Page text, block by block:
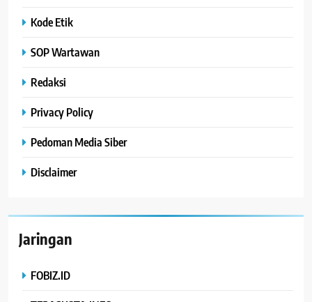
Kode Etik
SOP Wartawan
Redaksi
Privacy Policy
Pedoman Media Siber
Disclaimer
Jaringan
FOBIZ.ID